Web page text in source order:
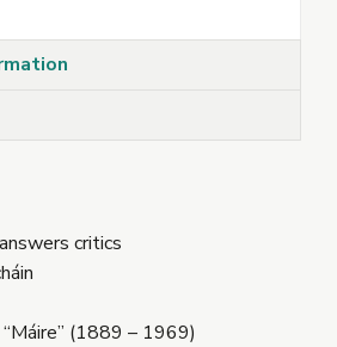
critics
“Máire” (1889 – 1969)